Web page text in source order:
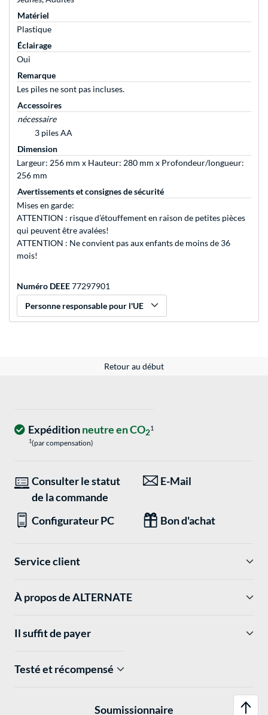
Matériel
Plastique
Éclairage
Oui
Remarque
Les piles ne sont pas incluses.
Accessoires
nécessaire
3 piles AA
Dimension
Largeur: 256 mm x Hauteur: 280 mm x Profondeur/longueur:
256 mm
Avertissements et consignes de sécurité
Mises en garde:
ATTENTION : risque d’étouffement en raison de petites pièces
qui peuvent être avalées!
ATTENTION : Ne convient pas aux enfants de moins de 36
mois!
Numéro DEEE77297901
Personne responsable pour l'UE
Retour au début
Expéditionneutre en CO21
1(par compensation)
Consulter le statut
de la commande
E-Mail
Configurateur PC Bon d'achat
Service client
À propos de ALTERNATE
Il suffit de payer
Testé et récompensé
Soumissionnaire